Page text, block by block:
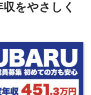
をやさしく